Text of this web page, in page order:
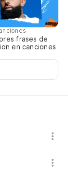
frases de
en canciones